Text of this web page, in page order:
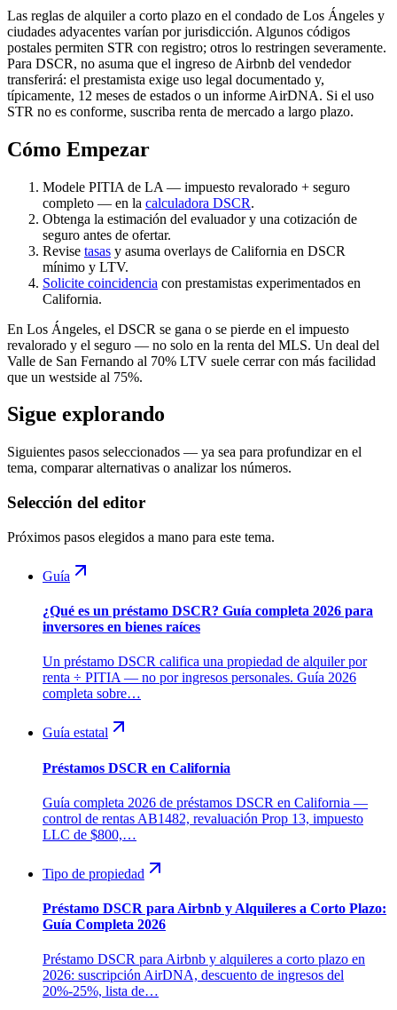
Las reglas de alquiler a corto plazo en el condado de Los Ángeles y
ciudades adyacentes varían por jurisdicción. Algunos códigos
postales permiten STR con registro; otros lo restringen severamente.
Para DSCR, no asuma que el ingreso de Airbnb del vendedor
transferirá: el prestamista exige uso legal documentado y,
típicamente, 12 meses de estados o un informe AirDNA. Si el uso
STR no es conforme, suscriba renta de mercado a largo plazo.
Cómo Empezar
Modele PITIA de LA — impuesto revalorado + seguro
completo — en la calculadora DSCR.
Obtenga la estimación del evaluador y una cotización de
seguro antes de ofertar.
Revise tasas y asuma overlays de California en DSCR
mínimo y LTV.
Solicite coincidencia con prestamistas experimentados en
California.
En Los Ángeles, el DSCR se gana o se pierde en el impuesto
revalorado y el seguro — no solo en la renta del MLS. Un deal del
Valle de San Fernando al 70% LTV suele cerrar con más facilidad
que un westside al 75%.
Sigue explorando
Siguientes pasos seleccionados — ya sea para profundizar en el
tema, comparar alternativas o analizar los números.
Selección del editor
Próximos pasos elegidos a mano para este tema.
Guía
¿Qué es un préstamo DSCR? Guía completa 2026 para
inversores en bienes raíces
Un préstamo DSCR califica una propiedad de alquiler por
renta ÷ PITIA — no por ingresos personales. Guía 2026
completa sobre…
Guía estatal
Préstamos DSCR en California
Guía completa 2026 de préstamos DSCR en California —
control de rentas AB1482, revaluación Prop 13, impuesto
LLC de $800,…
Tipo de propiedad
Préstamo DSCR para Airbnb y Alquileres a Corto Plazo:
Guía Completa 2026
Préstamo DSCR para Airbnb y alquileres a corto plazo en
2026: suscripción AirDNA, descuento de ingresos del
20%-25%, lista de…